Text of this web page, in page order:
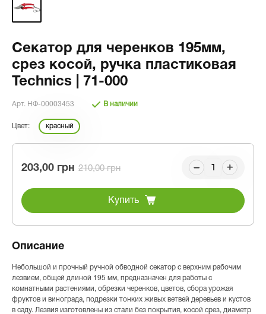
Секатор для черенков 195мм,
срез косой, ручка пластиковая
Technics | 71-000
Арт. НФ-00003453 В наличии
Цвет: красный
203,00 грн 210,00 грн
Купить
Описание
Небольшой и прочный ручной обводной секатор с верхним рабочим
лезвием, общей длиной 195 мм, предназначен для работы с
комнатными растениями, обрезки черенков, цветов, сбора урожая
фруктов и винограда, подрезки тонких живых ветвей деревьев и кустов
в саду. Лезвия изготовлены из стали без покрытия, косой срез, диаметр